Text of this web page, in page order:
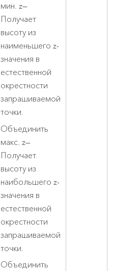
мин. z—
Получает
высоту из
наименьшего z-
значения в
естественной
окрестности
запрашиваемой
точки.
Объединить
макс. z—
Получает
высоту из
наибольшего z-
значения в
естественной
окрестности
запрашиваемой
точки.
Объединить